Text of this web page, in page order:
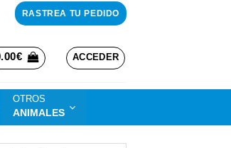
RASTREA TU PEDIDO
€ ACCEDER
OTROS
ANIMALES